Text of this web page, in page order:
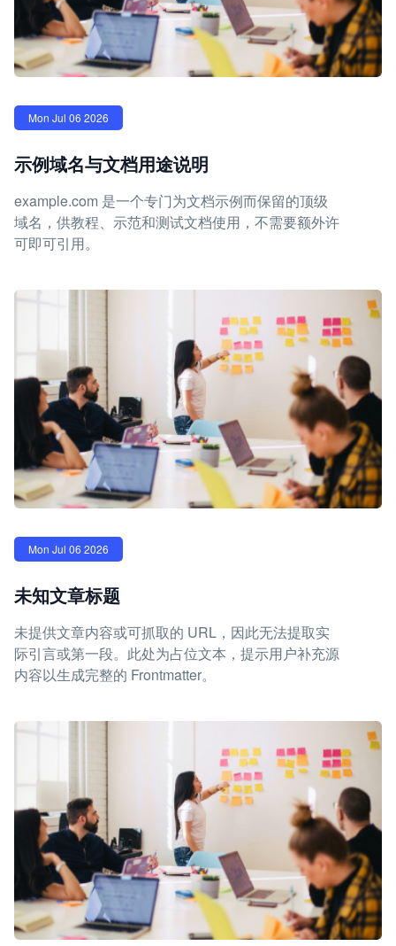
Mon Jul 06 2026
示例域名与文档用途说明
example.com 是一个专门为文档示例而保留的顶级
域名，供教程、示范和测试文档使用，不需要额外许
可即可引用。
Mon Jul 06 2026
未知文章标题
未提供文章内容或可抓取的 URL，因此无法提取实
际引言或第一段。此处为占位文本，提示用户补充源
内容以生成完整的 Frontmatter。